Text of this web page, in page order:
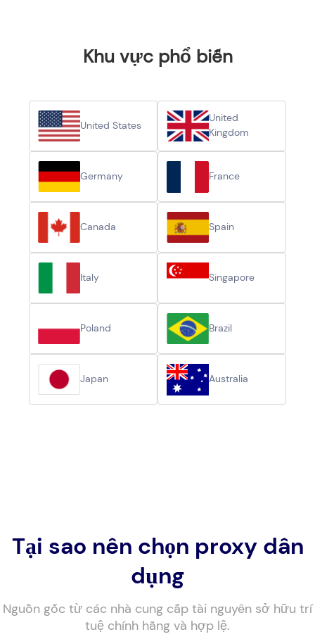
Khu vực phổ biến
United States
United
Kingdom
Germany France
Canada Spain
Italy Singapore
Poland Brazil
Japan Australia
Tại sao nên chọn proxy dân
dụng
Nguồn gốc từ các nhà cung cấp tài nguyên sở hữu trí
tuệ chính hãng và hợp lệ.